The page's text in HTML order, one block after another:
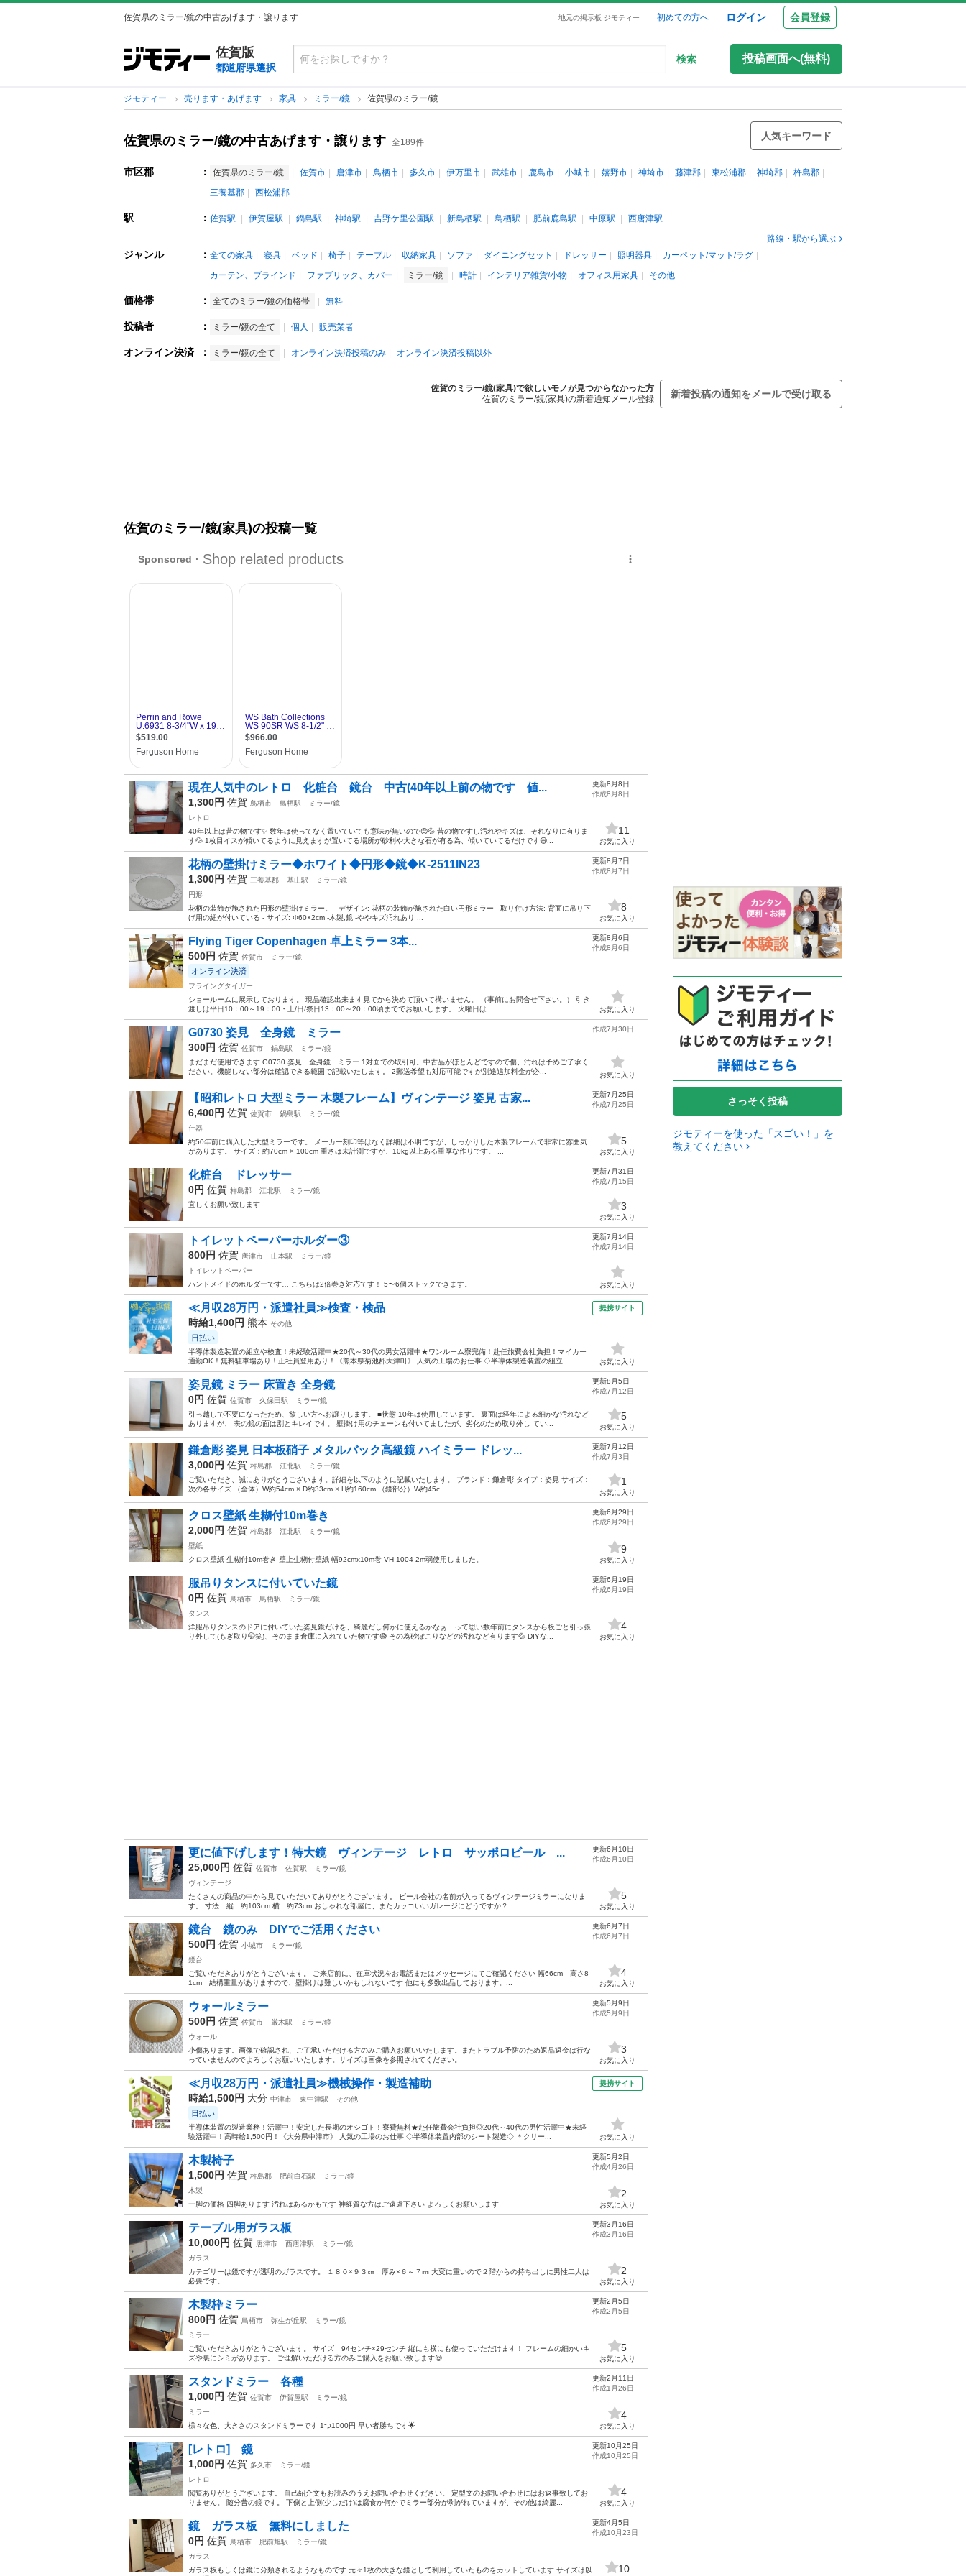
佐賀県のミラー/鏡の中古あげます・譲ります 地元の掲示板 ジモティー 初めての方へ ログイン 会員登録
佐賀版
都道府県選択
検索 投稿画面へ(無料)
ジモティー 売ります・あげます 家具 ミラー/鏡 佐賀県のミラー/鏡
佐賀県のミラー/鏡の中古あげます・譲ります 全189件
人気キーワード
市区郡 ： 佐賀県のミラー/鏡 佐賀市 唐津市 鳥栖市 多久市 伊万里市 武雄市 鹿島市 小城市 嬉野市 神埼市 藤津郡 東松浦郡 神埼郡
杵島郡
三養基郡
西松浦郡
駅 ： 佐賀駅 伊賀屋駅 鍋島駅 神埼駅 吉野ケ里公園駅 新鳥栖駅 鳥栖駅 肥前鹿島駅 中原駅
西唐津駅
路線・駅から選ぶ
ジャンル ： 全ての家具 寝具 ベッド 椅子 テーブル 収納家具 ソファ ダイニングセット ドレッサー 照明器具
カーペット/マット/ラグ
カーテン、ブラインド
ファブリック、カバー ミラー/鏡 時計 インテリア雑貨/小物 オフィス用家具 その他
価格帯 ： 全てのミラー/鏡の価格帯 無料
投稿者 ： ミラー/鏡の全て 個人 販売業者
オンライン決済 ： ミラー/鏡の全て オンライン決済投稿のみ オンライン決済投稿以外
佐賀のミラー/鏡(家具)で欲しいモノが見つからなかった方
佐賀のミラー/鏡(家具)の新着通知メール登録
新着投稿の通知をメールで受け取る
佐賀のミラー/鏡(家具)の投稿一覧
現在人気中のレトロ 化粧台 鏡台 中古(40年以上前の物です 値...
1,300円 佐賀 鳥栖市 鳥栖駅
ミラー/鏡
レトロ
40年以上は昔の物です✨ 数年は使ってなく置いていても意味が無いので😊💦 昔の物ですし汚れやキズは、それなりに有りま
す💦 1枚目イスが傾いてるように見えますが置いてる場所が砂利や大きな石が有る為、傾いていてるだけです😅...
更新8月8日
作成8月8日
11
お気に入り
花柄の壁掛けミラー◆ホワイト◆円形◆鏡◆K-2511IN23
1,300円 佐賀 三養基郡 基山駅
ミラー/鏡
円形
花柄の装飾が施された円形の壁掛けミラー。 - デザイン: 花柄の装飾が施された白い円形ミラー - 取り付け方法: 背面に吊り下
げ用の紐が付いている - サイズ: Φ60×2cm -木製,鏡 -ややキズ汚れあり ...
更新8月7日
作成8月7日
8
お気に入り
Flying Tiger Copenhagen 卓上ミラー 3本...
500円 佐賀 佐賀市 ミラー/鏡
オンライン決済
フライングタイガー
ショールームに展示しております。 現品確認出来ます見てから決めて頂いて構いません。 （事前にお問合せ下さい。） 引き
渡しは平日10：00～19：00・土/日/祭日13：00～20：00頃まででお願いします。 火曜日は...
更新8月6日
作成8月6日
お気に入り
G0730 姿見 全身鏡 ミラー
300円 佐賀 佐賀市 鍋島駅
ミラー/鏡
まだまだ使用できます G0730 姿見 全身鏡 ミラー 1対面での取引可。中古品がほとんどですので傷、汚れは予めご了承く
ださい。機能しない部分は確認できる範囲で記載いたします。 2郵送希望も対応可能ですが別途追加料金が必...
作成7月30日
お気に入り
【昭和レトロ 大型ミラー 木製フレーム】ヴィンテージ 姿見 古家...
6,400円 佐賀 佐賀市 鍋島駅
ミラー/鏡
什器
約50年前に購入した大型ミラーです。 メーカー刻印等はなく詳細は不明ですが、しっかりした木製フレームで非常に雰囲気
があります。 サイズ：約70cm × 100cm 重さは未計測ですが、10kg以上ある重厚な作りです。 ...
更新7月25日
作成7月25日
5
お気に入り
化粧台 ドレッサー
0円 佐賀 杵島郡 江北駅
ミラー/鏡
宜しくお願い致します
更新7月31日
作成7月15日
3
お気に入り
トイレットペーパーホルダー③
800円 佐賀 唐津市 山本駅
ミラー/鏡
トイレットペーパー
ハンドメイドのホルダーです… こちらは2倍巻き対応てす！ 5〜6個ストックできます。
更新7月14日
作成7月14日
お気に入り
≪月収28万円・派遣社員≫検査・検品
時給1,400円 熊本 その他
日払い
半導体製造装置の組立や検査！未経験活躍中★20代～30代の男女活躍中★ワンルーム寮完備！赴任旅費会社負担！マイカー
通勤OK！無料駐車場あり！正社員登用あり！《熊本県菊池郡大津町》 人気の工場のお仕事 ◇半導体製造装置の組立...
提携サイト
お気に入り
姿見鏡 ミラー 床置き 全身鏡
0円 佐賀 佐賀市 久保田駅
ミラー/鏡
引っ越しで不要になったため、欲しい方へお譲りします。 ■状態 10年は使用しています。 裏面は経年による細かな汚れなど
ありますが、 表の鏡の面は割とキレイです。 壁掛け用のチェーンも付いてましたが、劣化のため取り外し てい...
更新8月5日
作成7月12日
5
お気に入り
鎌倉彫 姿見 日本板硝子 メタルバック高級鏡 ハイミラー ドレッ...
3,000円 佐賀 杵島郡 江北駅
ミラー/鏡
ご覧いただき、誠にありがとうございます。詳細を以下のように記載いたします。 ブランド：鎌倉彫 タイプ：姿見 サイズ：
次の各サイズ （全体）W約54cm × D約33cm × H約160cm （鏡部分）W約45c...
更新7月12日
作成7月3日
1
お気に入り
クロス壁紙 生糊付10m巻き
2,000円 佐賀 杵島郡 江北駅
ミラー/鏡
壁紙
クロス壁紙 生糊付10m巻き 壁上生糊付壁紙 幅92cmx10m巻 VH-1004 2m弱使用しました。
更新6月29日
作成6月29日
9
お気に入り
服吊りタンスに付いていた鏡
0円 佐賀 鳥栖市 鳥栖駅
ミラー/鏡
タンス
洋服吊りタンスのドアに付いていた姿見鏡だけを、綺麗だし何かに使えるかなぁ…って思い数年前にタンスから板ごと引っ張
り外して(もぎ取り🤭笑)、そのまま倉庫に入れていた物です😅 その為砂ぼこりなどの汚れなど有ります💦 DIYな...
更新6月19日
作成6月19日
4
お気に入り
更に値下げします！特大鏡 ヴィンテージ レトロ サッポロビール ...
25,000円 佐賀 佐賀市 佐賀駅
ミラー/鏡
ヴィンテージ
たくさんの商品の中から見ていただいてありがとうございます。 ビール会社の名前が入ってるヴィンテージミラーになりま
す。 寸法 縦 約103cm 横 約73cm おしゃれな部屋に、またカッコいいガレージにどうですか？ ...
更新6月10日
作成6月10日
5
お気に入り
鏡台 鏡のみ DIYでご活用ください
500円 佐賀 小城市
ミラー/鏡
鏡台
ご覧いただきありがとうございます。 ご来店前に、在庫状況をお電話またはメッセージにてご確認ください 幅66cm 高さ8
1cm 結構重量がありますので、壁掛けは難しいかもしれないです 他にも多数出品しております。...
更新6月7日
作成6月7日
4
お気に入り
ウォールミラー
500円 佐賀 佐賀市 厳木駅
ミラー/鏡
ウォール
小傷あります。画像で確認され、ご了承いただける方のみご購入お願いいたします。またトラブル予防のため返品返金は行な
っていませんのでよろしくお願いいたします。サイズは画像を参照されてください。
更新5月9日
作成5月9日
3
お気に入り
≪月収28万円・派遣社員≫機械操作・製造補助
時給1,500円 大分 中津市 東中津駅 その他
日払い
半導体装置の製造業務！活躍中！安定した長期のオシゴト！寮費無料★赴任旅費会社負担◎20代～40代の男性活躍中★未経
験活躍中！高時給1,500円！《大分県中津市》 人気の工場のお仕事 ◇半導体装置内部のシート製造◇ ＊クリー...
提携サイト
お気に入り
木製椅子
1,500円 佐賀 杵島郡 肥前白石駅
ミラー/鏡
木製
一脚の価格 四脚あります 汚れはあるかもです 神経質な方はご遠慮下さい よろしくお願いします
更新5月2日
作成4月26日
2
お気に入り
テーブル用ガラス板
10,000円 佐賀 唐津市 西唐津駅
ミラー/鏡
ガラス
カテゴリーは鏡ですが透明のガラスです。 １８０×９３㎝ 厚み×６～７㎜ 大変に重いので２階からの持ち出しに男性二人は
必要です。
更新3月16日
作成3月16日
2
お気に入り
木製枠ミラー
800円 佐賀 鳥栖市 弥生が丘駅
ミラー/鏡
ミラー
ご覧いただきありがとうございます。 サイズ 94センチ×29センチ 縦にも横にも使っていただけます！ フレームの細かいキ
ズや裏にシミがあります。 ご理解いただける方のみご購入をお願い致します😌
更新2月5日
作成2月5日
5
お気に入り
スタンドミラー 各種
1,000円 佐賀 佐賀市 伊賀屋駅
ミラー/鏡
ミラー
様々な色、大きさのスタンドミラーです 1つ1000円 早い者勝ちです🌟
更新2月11日
作成1月26日
4
お気に入り
[レトロ] 鏡
1,000円 佐賀 多久市
ミラー/鏡
レトロ
閲覧ありがとうございます。 自己紹介文もお読みのうえお問い合わせください。 定型文のお問い合わせにはお返事致してお
りません。 随分昔の鏡です。 下側と上側(少しだけ)は腐食か何かでミラー部分が剥がれていますが、その他は綺麗...
更新10月25日
作成10月25日
4
お気に入り
鏡 ガラス板 無料にしました
0円 佐賀 鳥栖市 肥前旭駅
ミラー/鏡
ガラス
ガラス板もしくは鏡に分類されるようなものです 元々1枚の大きな鏡として利用していたものをカットしています サイズは以
更新4月5日
作成10月23日
10
さっそく投稿
ジモティーを使った「スゴい！」を
教えてください